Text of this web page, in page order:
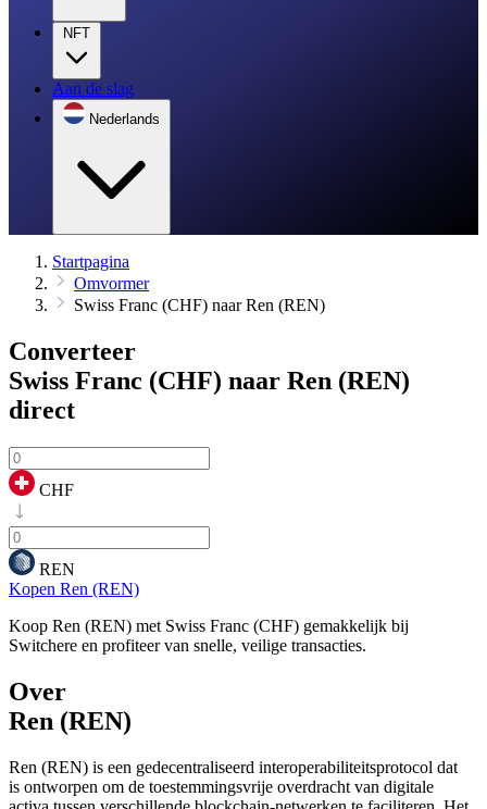
NFT
Aan de slag
Nederlands
Startpagina
Omvormer
Swiss Franc (CHF) naar Ren (REN)
Converteer
Swiss Franc (CHF) naar Ren (REN)
direct
CHF
REN
Kopen Ren (REN)
Koop Ren (REN) met Swiss Franc (CHF) gemakkelijk bij
Switchere en profiteer van snelle, veilige transacties.
Over
Ren (REN)
Ren (REN) is een gedecentraliseerd interoperabiliteitsprotocol dat
is ontworpen om de toestemmingsvrije overdracht van digitale